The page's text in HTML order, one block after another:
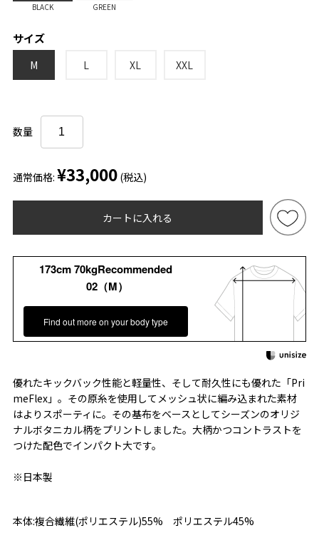
BLACK GREEN
サイズ
M L XL XXL
数量
通常価格: ¥33,000 (税込)
カートに入れる
173cm 70kgRecommended
02（M）
Find out more on your body type
優れたキックバック性能と軽量性、そして耐久性にも優れた「Pri
meFlex」。その原糸を使用してメッシュ状に編み込まれた素材
はよりスポーティに。その基布をベースとしてシーズンのオリジ
ナルボタニカル柄をプリントしました。大柄かつコントラストを
つけた配色でインパクト大です。
※日本製
本体:複合繊維(ポリエステル)55% ポリエステル45%